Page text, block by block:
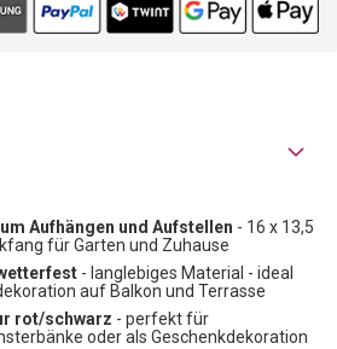
Aufhängen und Aufstellen - 16 x 13,5
für Garten und Zuhause
- langlebiges Material - ideal
auf Balkon und Terrasse
rot/schwarz - perfekt für
oder als Geschenkdekoration